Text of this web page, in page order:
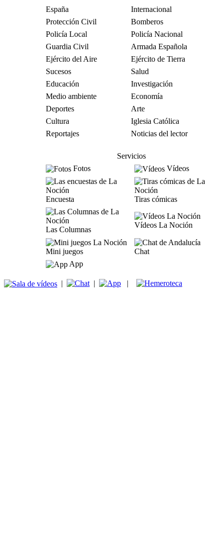
España
Internacional
Protección Civil
Bomberos
Policía Local
Policía Nacional
Guardia Civil
Armada Española
Ejército del Aire
Ejército de Tierra
Sucesos
Salud
Educación
Investigación
Medio ambiente
Economía
Deportes
Arte
Cultura
Iglesia Católica
Reportajes
Noticias del lector
Servicios
Fotos
Vídeos
Encuesta Tiras cómicas
Las Columnas
Vídeos La Noción
Mini juegos
Chat
App
| | |